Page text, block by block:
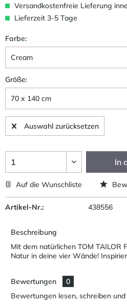
Versandkostenfreie Lieferung
Lieferzeit 3-5 Tage
Farbe:
Größe:
Auswahl zurücksetzen
In
Auf die Wunschliste
Artikel-Nr.: 438556
Beschreibung
Mit dem natürlichen TOM TAILOR
Natur in deine vier Wände!
Bewertungen
0
Bewertungen lesen, schreiben und